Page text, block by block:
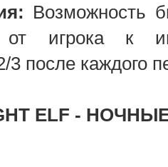
Возможность
от игрока к
3 после каждого
ELF -